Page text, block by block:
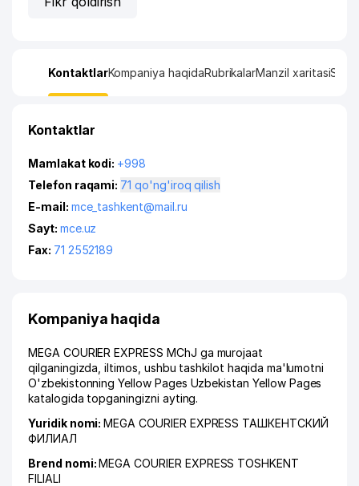
KontaktlarKompaniya haqidaRubrikalarManzil xaritasi
Kontaktlar
Mamlakat kodi: +998
Telefon raqami:
71 qo'ng'iroq qilish
E-mail: mce_tashkent@mail.ru
Sayt: mce.uz
Fax: 71 2552189
Kompaniya haqida
MEGA COURIER EXPRESS MChJ ga murojaat
qilganingizda, iltimos, ushbu tashkilot haqida ma'lumotni
O'zbekistonning Yellow Pages Uzbekistan Yellow Pages
katalogida topganingizni ayting.
Yuridik nomi:MEGA COURIER EXPRESS ТАШКЕНТСКИЙ
ФИЛИАЛ
Brend nomi:MEGA COURIER EXPRESS TOSHKENT
FILIALI